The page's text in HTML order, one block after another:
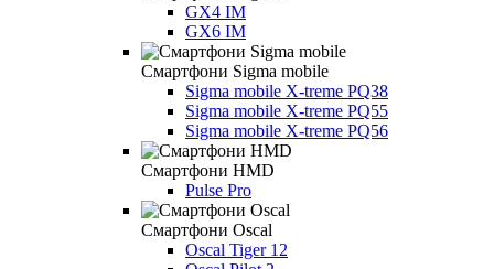
GX4 IM
GX6 IM
Смартфони Sigma mobile
Sigma mobile X-treme PQ38
Sigma mobile X-treme PQ55
Sigma mobile X-treme PQ56
Смартфони HMD
Pulse Pro
Смартфони Oscal
Oscal Tiger 12